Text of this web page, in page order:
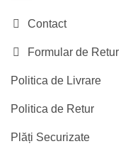
Contact
Formular de Retur
Politica de Livrare
Politica de Retur
Plăți Securizate